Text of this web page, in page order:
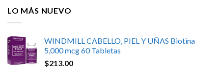
LO MÁS NUEVO
WINDMILL CABELLO, PIEL Y UÑAS Biotina
5,000 mcg 60 Tabletas
$213.00